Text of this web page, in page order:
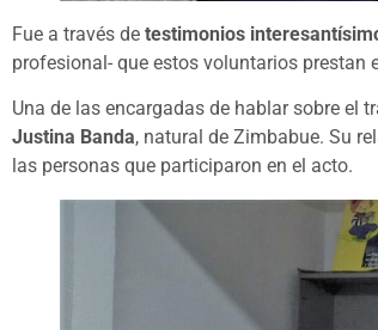
Fue a través de testimonios
profesional- que estos voluntarios prestan
Una de las encargadas de hablar sobre el
Justina Banda, natural de Zimbabue. Su
las personas que participaron en el acto.